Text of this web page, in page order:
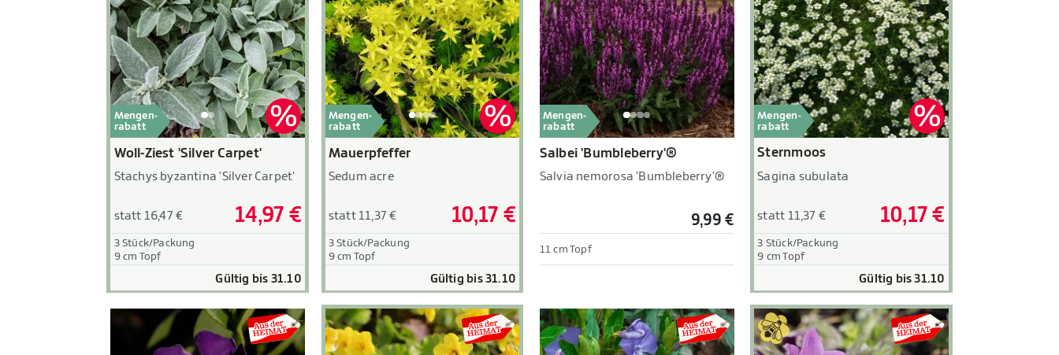
Mengen-
rabatt
Woll-Ziest 'Silver Carpet'
Stachys byzantina 'Silver Carpet'
statt 16,47 € 14,97 €
3 Stück/Packung
9 cm Topf
Gültig bis 31.10
Mengen-
rabatt
Mauerpfeffer
Sedum acre
statt 11,37 € 10,17 €
3 Stück/Packung
9 cm Topf
Gültig bis 31.10
Mengen-
rabatt
Salbei 'Bumbleberry'®
Salvia nemorosa 'Bumbleberry'®
9,99 €
11 cm Topf
Mengen-
rabatt
Sternmoos
Sagina subulata
statt 11,37 € 10,17 €
3 Stück/Packung
9 cm Topf
Gültig bis 31.10